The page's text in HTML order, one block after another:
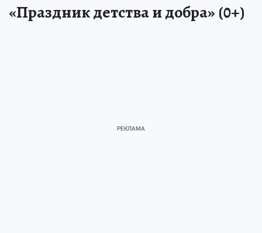
«Праздник детства и добра» (0+)